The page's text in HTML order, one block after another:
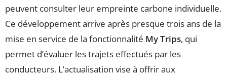
peuvent consulter leur empreinte carbone individuelle.
Ce développement arrive après presque trois ans de la
mise en service de la fonctionnalité My Trips, qui
permet d’évaluer les trajets effectués par les
conducteurs. L’actualisation vise à offrir aux